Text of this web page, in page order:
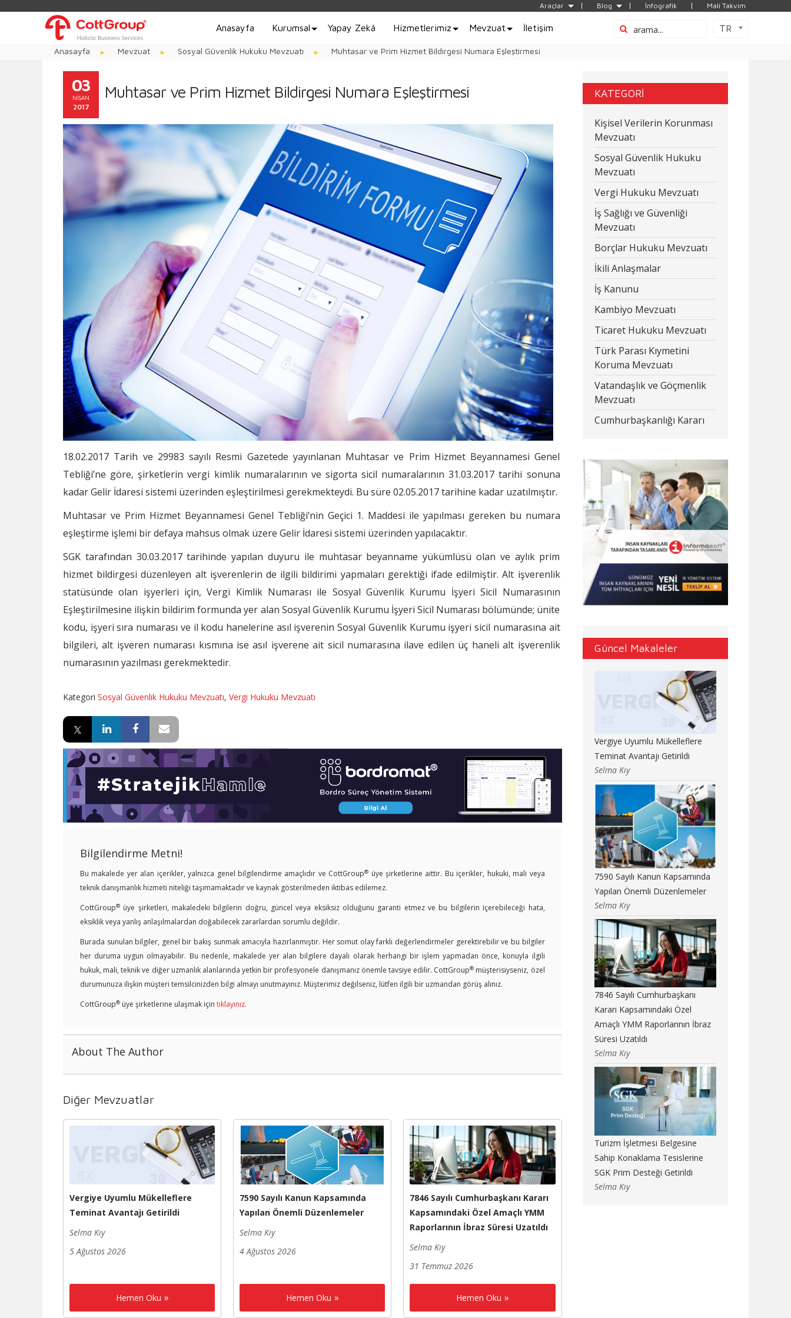
Araçlar Blog İnfografik Mali Takvim
Anasayfa Kurumsal Yapay Zekâ Hizmetlerimiz Mevzuat İletişim TR
Anasayfa Mevzuat Sosyal Güvenlik Hukuku Mevzuatı Muhtasar ve Prim Hizmet Bildirgesi Numara Eşleştirmesi
03
NISAN
2017
Muhtasar ve Prim Hizmet Bildirgesi Numara Eşleştirmesi
18.02.2017 Tarih ve 29983 sayılı Resmi Gazetede yayınlanan Muhtasar ve Prim Hizmet Beyannamesi Genel
Tebliği’ne göre, şirketlerin vergi kimlik numaralarının ve sigorta sicil numaralarının 31.03.2017 tarihi sonuna
kadar Gelir İdaresi sistemi üzerinden eşleştirilmesi gerekmekteydi. Bu süre 02.05.2017 tarihine kadar uzatılmıştır.
Muhtasar ve Prim Hizmet Beyannamesi Genel Tebliği’nin Geçici 1. Maddesi ile yapılması gereken bu numara
eşleştirme işlemi bir defaya mahsus olmak üzere Gelir İdaresi sistemi üzerinden yapılacaktır.
SGK tarafından 30.03.2017 tarihinde yapılan duyuru ile muhtasar beyanname yükümlüsü olan ve aylık prim
hizmet bildirgesi düzenleyen alt işverenlerin de ilgili bildirimi yapmaları gerektiği ifade edilmiştir. Alt işverenlik
statüsünde olan işyerleri için, Vergi Kimlik Numarası ile Sosyal Güvenlik Kurumu İşyeri Sicil Numarasının
Eşleştirilmesine ilişkin bildirim formunda yer alan Sosyal Güvenlik Kurumu İşyeri Sicil Numarası bölümünde; ünite
kodu, işyeri sıra numarası ve il kodu hanelerine asıl işverenin Sosyal Güvenlik Kurumu işyeri sicil numarasına ait
bilgileri, alt işveren numarası kısmına ise asıl işverene ait sicil numarasına ilave edilen üç haneli alt işverenlik
numarasının yazılması gerekmektedir.
Kategori Sosyal Güvenlik Hukuku Mevzuatı, Vergi Hukuku Mevzuatı
Bilgilendirme Metni!
Bu makalede yer alan içerikler, yalnızca genel bilgilendirme amaçlıdır ve CottGroup® üye şirketlerine aittir. Bu içerikler, hukuki, mali veya
teknik danışmanlık hizmeti niteliği taşımamaktadır ve kaynak gösterilmeden iktibas edilemez.
CottGroup® üye şirketleri, makaledeki bilgilerin doğru, güncel veya eksiksiz olduğunu garanti etmez ve bu bilgilerin içerebileceği hata,
eksiklik veya yanlış anlaşılmalardan doğabilecek zararlardan sorumlu değildir.
Burada sunulan bilgiler, genel bir bakış sunmak amacıyla hazırlanmıştır. Her somut olay farklı değerlendirmeler gerektirebilir ve bu bilgiler
her duruma uygun olmayabilir. Bu nedenle, makalede yer alan bilgilere dayalı olarak herhangi bir işlem yapmadan önce, konuyla ilgili
hukuk, mali, teknik ve diğer uzmanlık alanlarında yetkin bir profesyonele danışmanız önemle tavsiye edilir. CottGroup® müşterisiyseniz, özel
durumunuza ilişkin müşteri temsilcinizden bilgi almayı unutmayınız. Müşterimiz değilseniz, lütfen ilgili bir uzmandan görüş alınız.
CottGroup® üye şirketlerine ulaşmak için tıklayınız.
About The Author
Diğer Mevzuatlar
Vergiye Uyumlu Mükelleflere
Teminat Avantajı Getirildi
Selma Kıy
5 Ağustos 2026
Hemen Oku
7590 Sayılı Kanun Kapsamında
Yapılan Önemli Düzenlemeler
Selma Kıy
4 Ağustos 2026
Hemen Oku
7846 Sayılı Cumhurbaşkanı Kararı
Kapsamındaki Özel Amaçlı YMM
Raporlarının İbraz Süresi Uzatıldı
Selma Kıy
31 Temmuz 2026
Hemen Oku
KATEGORİ
Kişisel Verilerin Korunması
Mevzuatı
Sosyal Güvenlik Hukuku
Mevzuatı
Vergi Hukuku Mevzuatı
İş Sağlığı ve Güvenliği
Mevzuatı
Borçlar Hukuku Mevzuatı
İkili Anlaşmalar
İş Kanunu
Kambiyo Mevzuatı
Ticaret Hukuku Mevzuatı
Türk Parası Kıymetini
Koruma Mevzuatı
Vatandaşlık ve Göçmenlik
Mevzuatı
Cumhurbaşkanlığı Kararı
Güncel Makaleler
Vergiye Uyumlu Mükelleflere
Teminat Avantajı Getirildi
Selma Kıy
7590 Sayılı Kanun Kapsamında
Yapılan Önemli Düzenlemeler
Selma Kıy
7846 Sayılı Cumhurbaşkanı
Kararı Kapsamındaki Özel
Amaçlı YMM Raporlarının İbraz
Süresi Uzatıldı
Selma Kıy
Turizm İşletmesi Belgesine
Sahip Konaklama Tesislerine
SGK Prim Desteği Getirildi
Selma Kıy